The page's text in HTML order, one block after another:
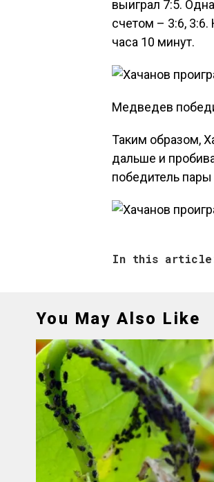
выиграл 7:5.
счетом – 3:6,
часа 10 минут.
​Медведев
Таким образом,
дальше и
победитель
In this
You May Also Like